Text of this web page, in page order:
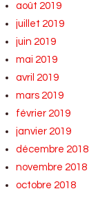
août 2019
juillet 2019
juin 2019
mai 2019
avril 2019
mars 2019
février 2019
janvier 2019
décembre 2018
novembre 2018
octobre 2018